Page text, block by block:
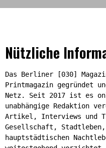
Nützliche
Das Berliner [030]
Printmagazin gegründet
Netz. Seit 2017 ist es
unabhängige Redaktion
Artikel, Interviews und
Gesellschaft,
hauptstädtischen